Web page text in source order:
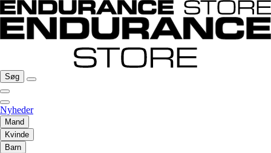
Søg
Nyheder
Mand
Kvinde
Barn